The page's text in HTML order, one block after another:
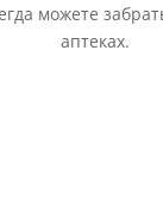
можете
аптеках.